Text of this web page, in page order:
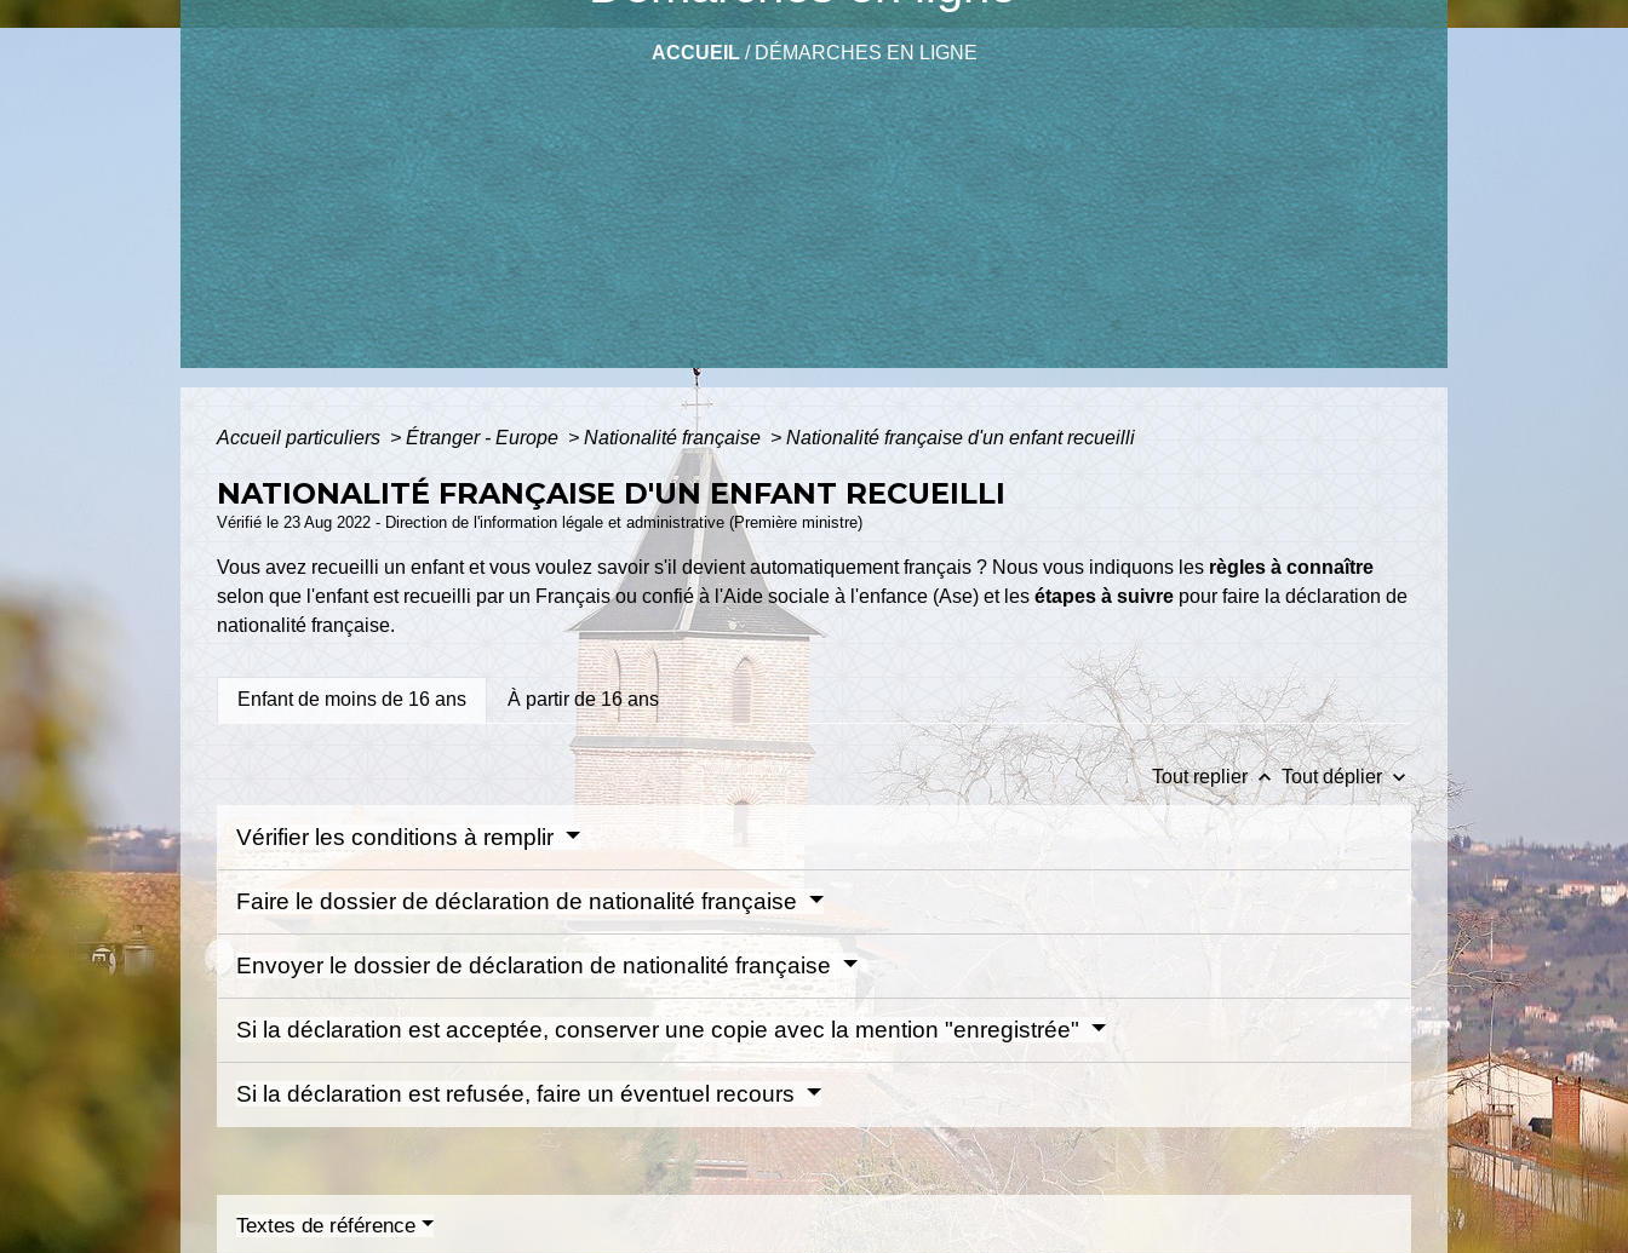
ACCUEIL/DÉMARCHES EN LIGNE
Accueil particuliers > Étranger - Europe > Nationalité française > Nationalité française d'un enfant recueilli
NATIONALITÉ FRANÇAISE D'UN ENFANT RECUEILLI
Vérifié le 23 Aug 2022 - Direction de l'information légale et administrative (Première ministre)
Vous avez recueilli un enfant et vous voulez savoir s'il devient automatiquement français ? Nous vous indiquons les règles à connaître
selon que l'enfant est recueilli par un Français ou confié à l'Aide sociale à l'enfance (Ase) et lesétapes à suivre pour faire la déclaration de
nationalité française.
Enfant de moins de 16 ans À partir de 16 ans
Tout replierkeyboard_arrow_up Tout déplierkeyboard_arrow_down
Vérifier les conditions à remplir
Faire le dossier de déclaration de nationalité française
Envoyer le dossier de déclaration de nationalité française
Si la déclaration est acceptée, conserver une copie avec la mention "enregistrée"
Si la déclaration est refusée, faire un éventuel recours
Textes de référence